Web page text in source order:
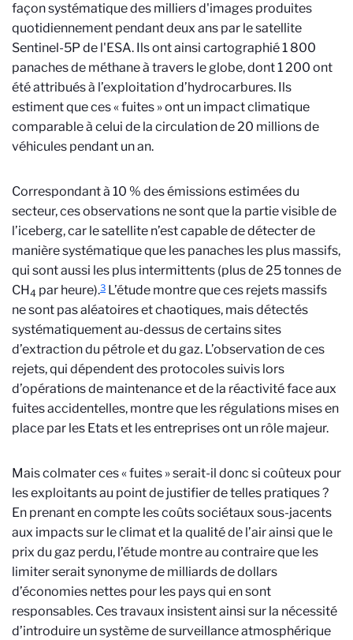
façon systématique des milliers d'images produites
quotidiennement pendant deux ans par le satellite
Sentinel-5P de l'ESA. Ils ont ainsi cartographié 1 800
panaches de méthane à travers le globe, dont 1 200 ont
été attribués à l’exploitation d’hydrocarbures. Ils
estiment que ces « fuites » ont un impact climatique
comparable à celui de la circulation de 20 millions de
véhicules pendant un an.
Correspondant à 10 % des émissions estimées du
secteur, ces observations ne sont que la partie visible de
l’iceberg, car le satellite n’est capable de détecter de
manière systématique que les panaches les plus massifs,
qui sont aussi les plus intermittents (plus de 25 tonnes de
CH4 par heure).3 L’étude montre que ces rejets massifs
ne sont pas aléatoires et chaotiques, mais détectés
systématiquement au-dessus de certains sites
d’extraction du pétrole et du gaz. L’observation de ces
rejets, qui dépendent des protocoles suivis lors
d’opérations de maintenance et de la réactivité face aux
fuites accidentelles, montre que les régulations mises en
place par les Etats et les entreprises ont un rôle majeur.
Mais colmater ces « fuites » serait-il donc si coûteux pour
les exploitants au point de justifier de telles pratiques ?
En prenant en compte les coûts sociétaux sous-jacents
aux impacts sur le climat et la qualité de l’air ainsi que le
prix du gaz perdu, l’étude montre au contraire que les
limiter serait synonyme de milliards de dollars
d’économies nettes pour les pays qui en sont
responsables. Ces travaux insistent ainsi sur la nécessité
d’introduire un système de surveillance atmosphérique